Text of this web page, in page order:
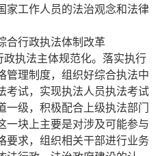
家工作人员的法治观念和法律
合行政执法体制改革
政执法主体规范化。落实执行
管理制度，组织好综合执法中
考试，实现执法人员执法考试
一级，积极配合上级执法部门
一块上主要是对涉及可能参与
要求，组织相关干部进行业务